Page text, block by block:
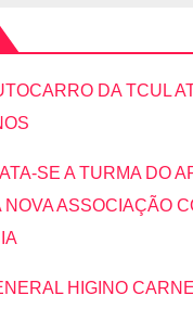
DA TCUL
SE A TURMA DO
NOVA ASSOCIAÇÃO
HIGINO